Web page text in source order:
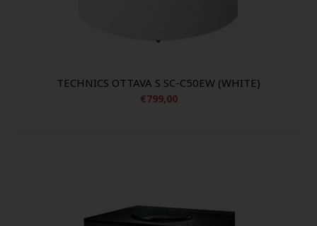
TECHNICS OTTAVA S SC-C50EW (WHITE)
€799,00